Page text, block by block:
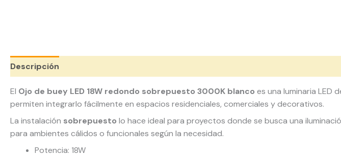
Descripción
El Ojo de buey LED 18W redondo sobrepuesto 3000K blanco es una luminaria LED
permiten integrarlo fácilmente en espacios residenciales, comerciales y decorativos.
La instalación sobrepuesto lo hace ideal para proyectos donde se busca una
para ambientes cálidos o funcionales según la necesidad.
Potencia: 18W